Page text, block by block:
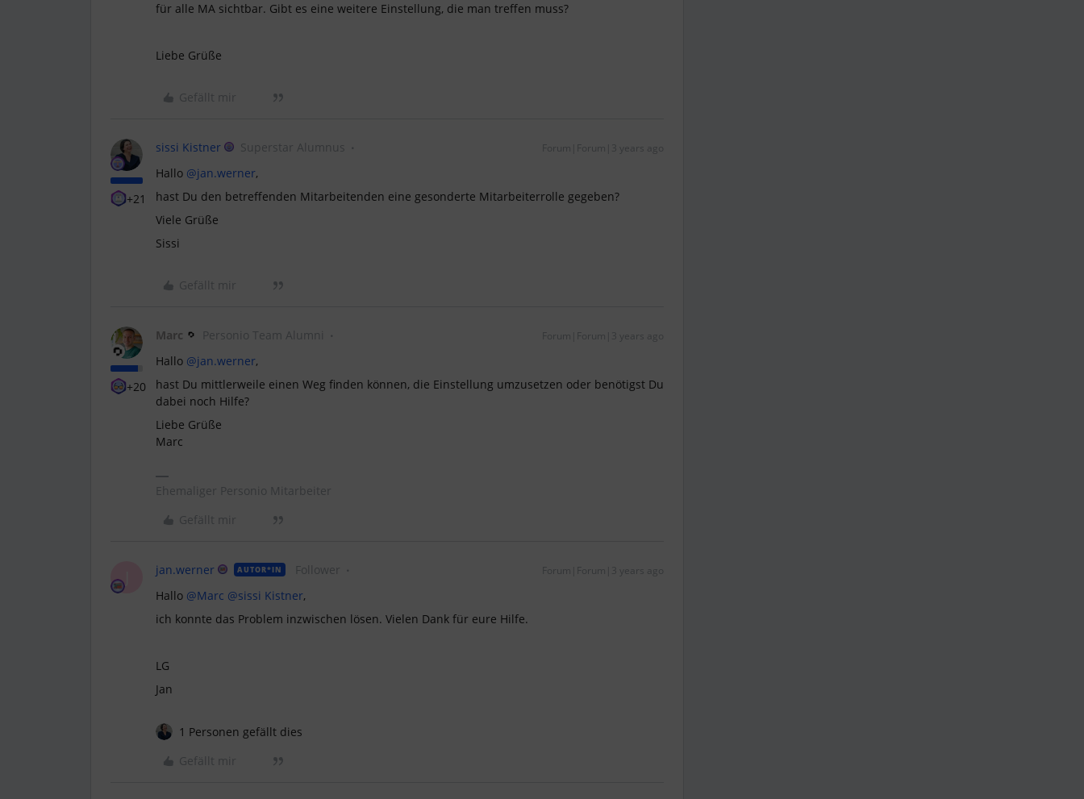
für alle MA sichtbar. Gibt es eine weitere Einstellung, die man treffen muss?
Liebe Grüße
Gefällt mir
+21
sissi Kistner Superstar Alumnus Forum|Forum|3 years ago
Hallo @jan.werner,
hast Du den betreffenden Mitarbeitenden eine gesonderte Mitarbeiterrolle gegeben?
Viele Grüße
Sissi
Gefällt mir
+20
Marc Personio Team Alumni Forum|Forum|3 years ago
Hallo @jan.werner,
hast Du mittlerweile einen Weg finden können, die Einstellung umzusetzen oder benötigst Du
dabei noch Hilfe?
Liebe Grüße
Marc
Ehemaliger Personio Mitarbeiter
Gefällt mir
jan.werner AUTOR*IN Follower Forum|Forum|3 years ago
Hallo @Marc @sissi Kistner,
ich konnte das Problem inzwischen lösen. Vielen Dank für eure Hilfe.
LG
Jan
1 Personen gefällt dies
Gefällt mir